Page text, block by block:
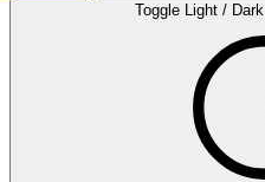
Toggle Light /